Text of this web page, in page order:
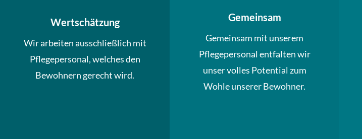
Wertschätzung
Wir arbeiten ausschließlich mit
Pflegepersonal, welches den
Bewohnern gerecht wird.
Gemeinsam
Gemeinsam mit unserem
Pflegepersonal entfalten wir
unser volles Potential zum
Wohle unserer Bewohner.